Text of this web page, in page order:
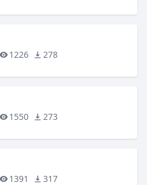
1226 278
1550 273
1391 317